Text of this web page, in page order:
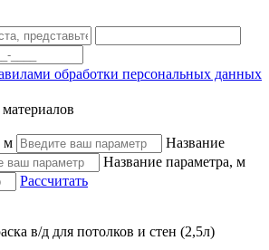
обработки персональных данных
м
Название
Название параметра, м
Рассчитать
в/д для потолков и стен (2,5л)